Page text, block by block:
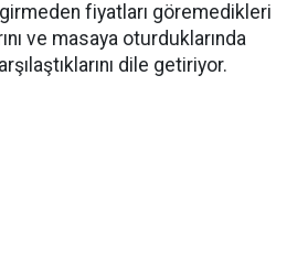
fiyatları göremedikleri
ve masaya oturduklarında
dile getiriyor.